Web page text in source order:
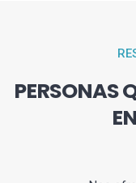
PERSONAS